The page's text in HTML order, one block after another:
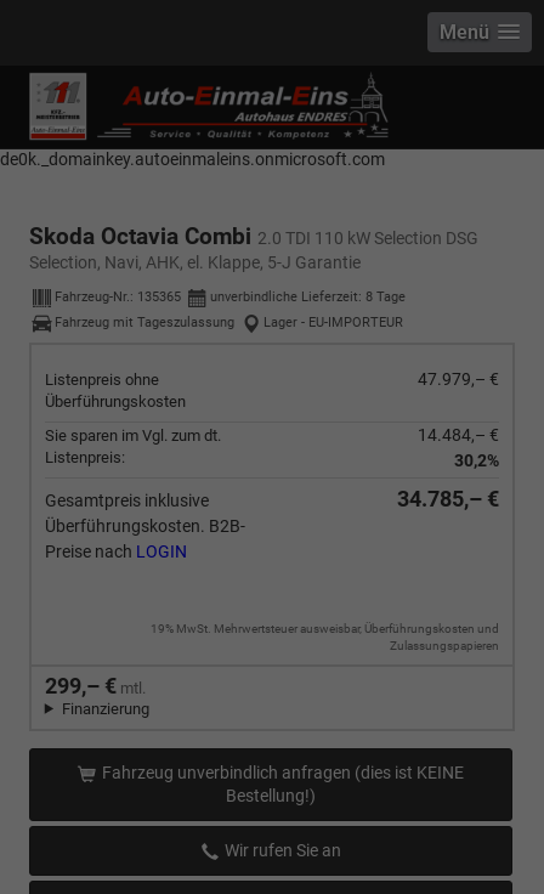
------------ Host Name : selector1._domainkey Points to address or value:
selector1-aee-de0k._domainkey.autoeinmaleins.onmicrosoft.com Host
Name : selector2._domainkey Points to address or value: selector2-aee-
de0k._domainkey.autoeinmaleins.onmicrosoft.com
Menü
Skoda Octavia Combi 2.0 TDI 110 kW Selection DSG
Selection, Navi, AHK, el. Klappe, 5-J Garantie
Fahrzeug-Nr.: 135365 unverbindliche Lieferzeit: 8 Tage
Fahrzeug mit Tageszulassung
Lager - EU-IMPORTEUR
Listenpreis ohne
Überführungskosten
47.979,– €
Sie sparen im Vgl. zum dt.
Listenpreis:
14.484,– €
30,2%
Gesamtpreis inklusive
Überführungskosten. B2B-
Preise nach LOGIN
34.785,– €
19% MwSt. Mehrwertsteuer ausweisbar, Überführungskosten und
Zulassungspapieren
299,– € mtl.
Finanzierung
Fahrzeug unverbindlich anfragen (dies ist KEINE
Bestellung!)
Wir rufen Sie an